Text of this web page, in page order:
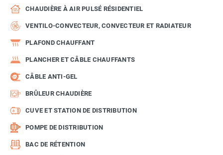
CHAUDIÈRE À AIR PULSÉ RÉSIDENTIEL
VENTILO-CONVECTEUR, CONVECTEUR ET RADIATEUR
PLAFOND CHAUFFANT
PLANCHER ET CÂBLE CHAUFFANTS
CÂBLE ANTI-GEL
BRÛLEUR CHAUDIÈRE
CUVE ET STATION DE DISTRIBUTION
POMPE DE DISTRIBUTION
BAC DE RÉTENTION